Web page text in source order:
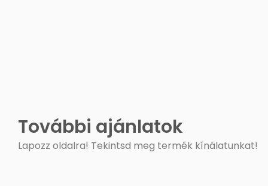
További ajánlatok
Lapozz oldalra! Tekintsd meg termék kínálatunkat!